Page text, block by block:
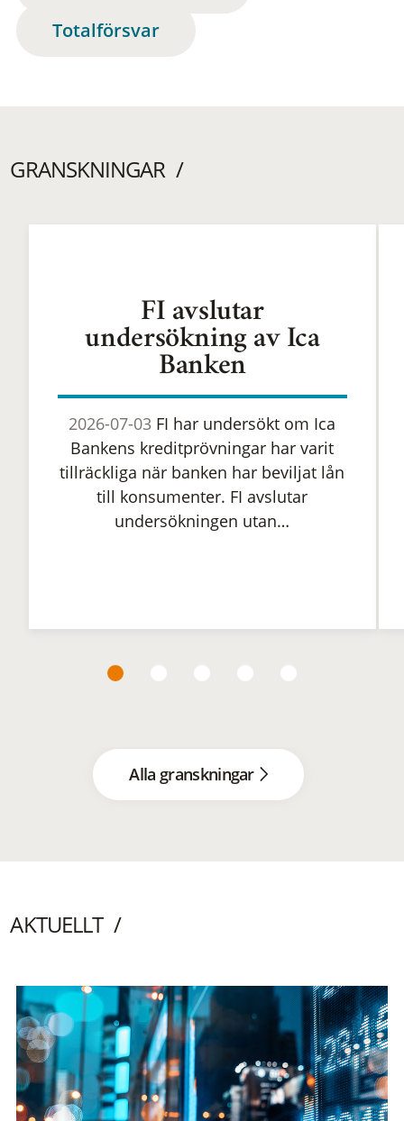
Totalförsvar
GRANSKNINGAR
FI avslutar
undersökning av Ica
Banken
2026-07-03 FI har undersökt om Ica
Bankens kreditprövningar har varit
tillräckliga när banken har beviljat lån
till konsumenter. FI avslutar
undersökningen utan…
Alla granskningar
AKTUELLT